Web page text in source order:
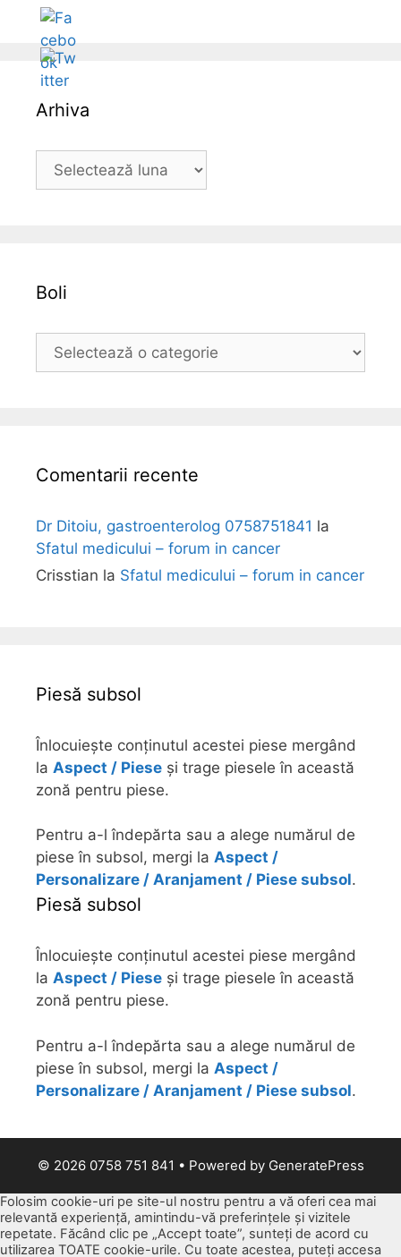
Follow
Arhiva
Boli
Comentarii recente
Dr Ditoiu, gastroenterolog 0758751841 la
Sfatul medicului – forum in cancer
Crisstian la Sfatul medicului – forum in cancer
Piesă subsol
Înlocuiește conținutul acestei piese mergând
la Aspect / Piese și trage piesele în această
zonă pentru piese.
Pentru a-l îndepărta sau a alege numărul de
piese în subsol, mergi la Aspect /
Personalizare / Aranjament / Piese subsol.
Piesă subsol
Înlocuiește conținutul acestei piese mergând
la Aspect / Piese și trage piesele în această
zonă pentru piese.
Pentru a-l îndepărta sau a alege numărul de
piese în subsol, mergi la Aspect /
Personalizare / Aranjament / Piese subsol.
© 2026 0758 751 841 • Powered by GeneratePress
Folosim cookie-uri pe site-ul nostru pentru a vă oferi cea mai
relevantă experiență, amintindu-vă preferințele și vizitele
repetate. Făcând clic pe „Accept toate”, sunteți de acord cu
utilizarea TOATE cookie-urile. Cu toate acestea, puteți accesa